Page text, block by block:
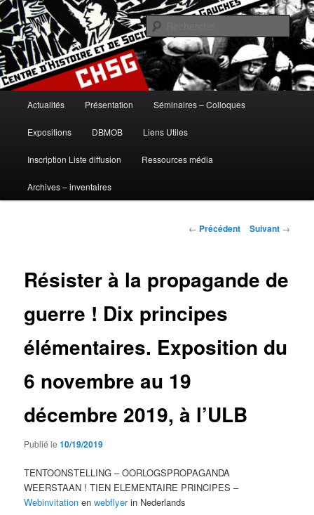
Aller
au
contenu
principalCentre d'Histoire et de Sociologie
des Gauches
histoire, gauches, gauche, communisme, syndicalisme, ouvrier, socialisme,
trotskysme, anarchisme, mouvement, emancipation, ULB
principal
Actualités Présentation Séminaires – Colloques
Expositions DBMOB Liens Utiles
Inscription Liste diffusion Ressources média
Archives – inventaires
Navigation
← Précédent Suivant →
Résister à la propagande de
guerre ! Dix principes
élémentaires. Exposition du
6 novembre au 19
décembre 2019, à l’ULB
Publié le10/19/2019
TENTOONSTELLING – OORLOGSPROPAGANDA
WEERSTAAN ! TIEN ELEMENTAIRE PRINCIPES –
Webinvitation enwebflyerin Nederlands